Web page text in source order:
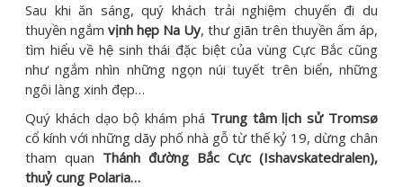
Sau khi ăn sáng, quý khách trải nghiệm chuyến đi du
thuyền ngắm vịnh hẹp Na Uy, thư giãn trên thuyền ấm áp,
tìm hiểu về hệ sinh thái đặc biệt của vùng Cực Bắc cũng
như ngắm nhìn những ngọn núi tuyết trên biển, những
ngôi làng xinh đẹp…
Quý khách dạo bộ khám phá Trung tâm lịch sử Tromsø
cổ kính với những dãy phố nhà gỗ từ thế kỷ 19, dừng chân
tham quan Thánh đường Bắc Cực (Ishavskatedralen),
thuỷ cung Polaria…